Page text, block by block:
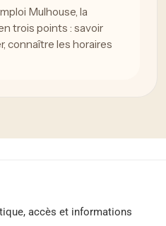
Mulhouse, la
trois points : savoir
connaître les horaires
accès et informations